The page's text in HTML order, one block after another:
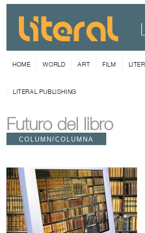
HOME WORLD ART FILM
LITERAL PUBLISHING
Futuro del libro
COLUMN/COLUMNA